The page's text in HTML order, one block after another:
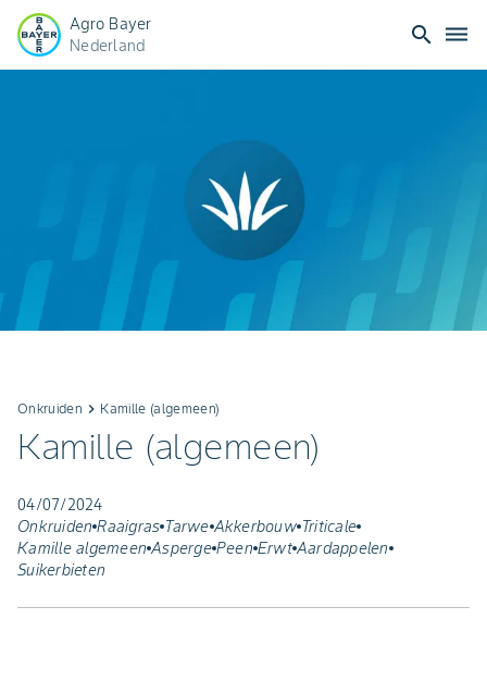
Agro Bayer
Nederland
search dehaze
Onkruiden keyboard_arrow_right Kamille (algemeen)
Kamille (algemeen)
04/07/2024
Onkruiden Raaigras Tarwe Akkerbouw Triticale
Kamille algemeen Asperge Peen Erwt Aardappelen
Suikerbieten